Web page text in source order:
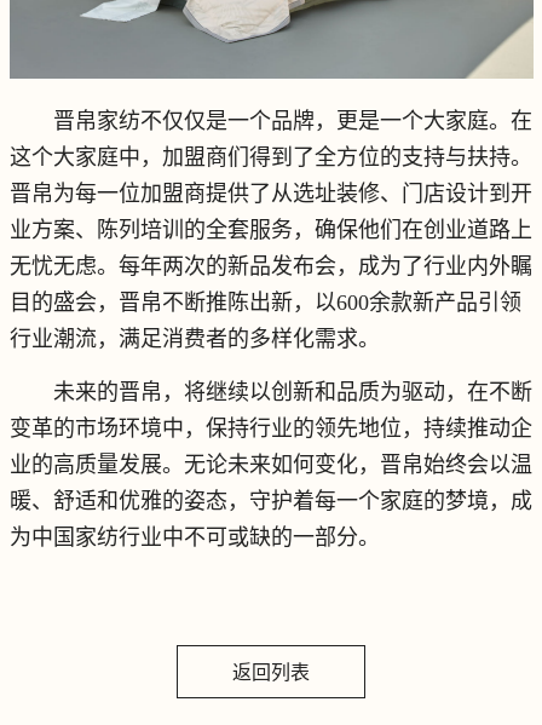
晋帛家纺不仅仅是一个品牌，更是一个大家庭。在
这个大家庭中，加盟商们得到了全方位的支持与扶持。
晋帛为每一位加盟商提供了从选址装修、门店设计到开
业方案、陈列培训的全套服务，确保他们在创业道路上
无忧无虑。每年两次的新品发布会，成为了行业内外瞩
目的盛会，晋帛不断推陈出新，以600余款新产品引领
行业潮流，满足消费者的多样化需求。
未来的晋帛，将继续以创新和品质为驱动，在不断
变革的市场环境中，保持行业的领先地位，持续推动企
业的高质量发展。无论未来如何变化，晋帛始终会以温
暖、舒适和优雅的姿态，守护着每一个家庭的梦境，成
为中国家纺行业中不可或缺的一部分。
返回列表